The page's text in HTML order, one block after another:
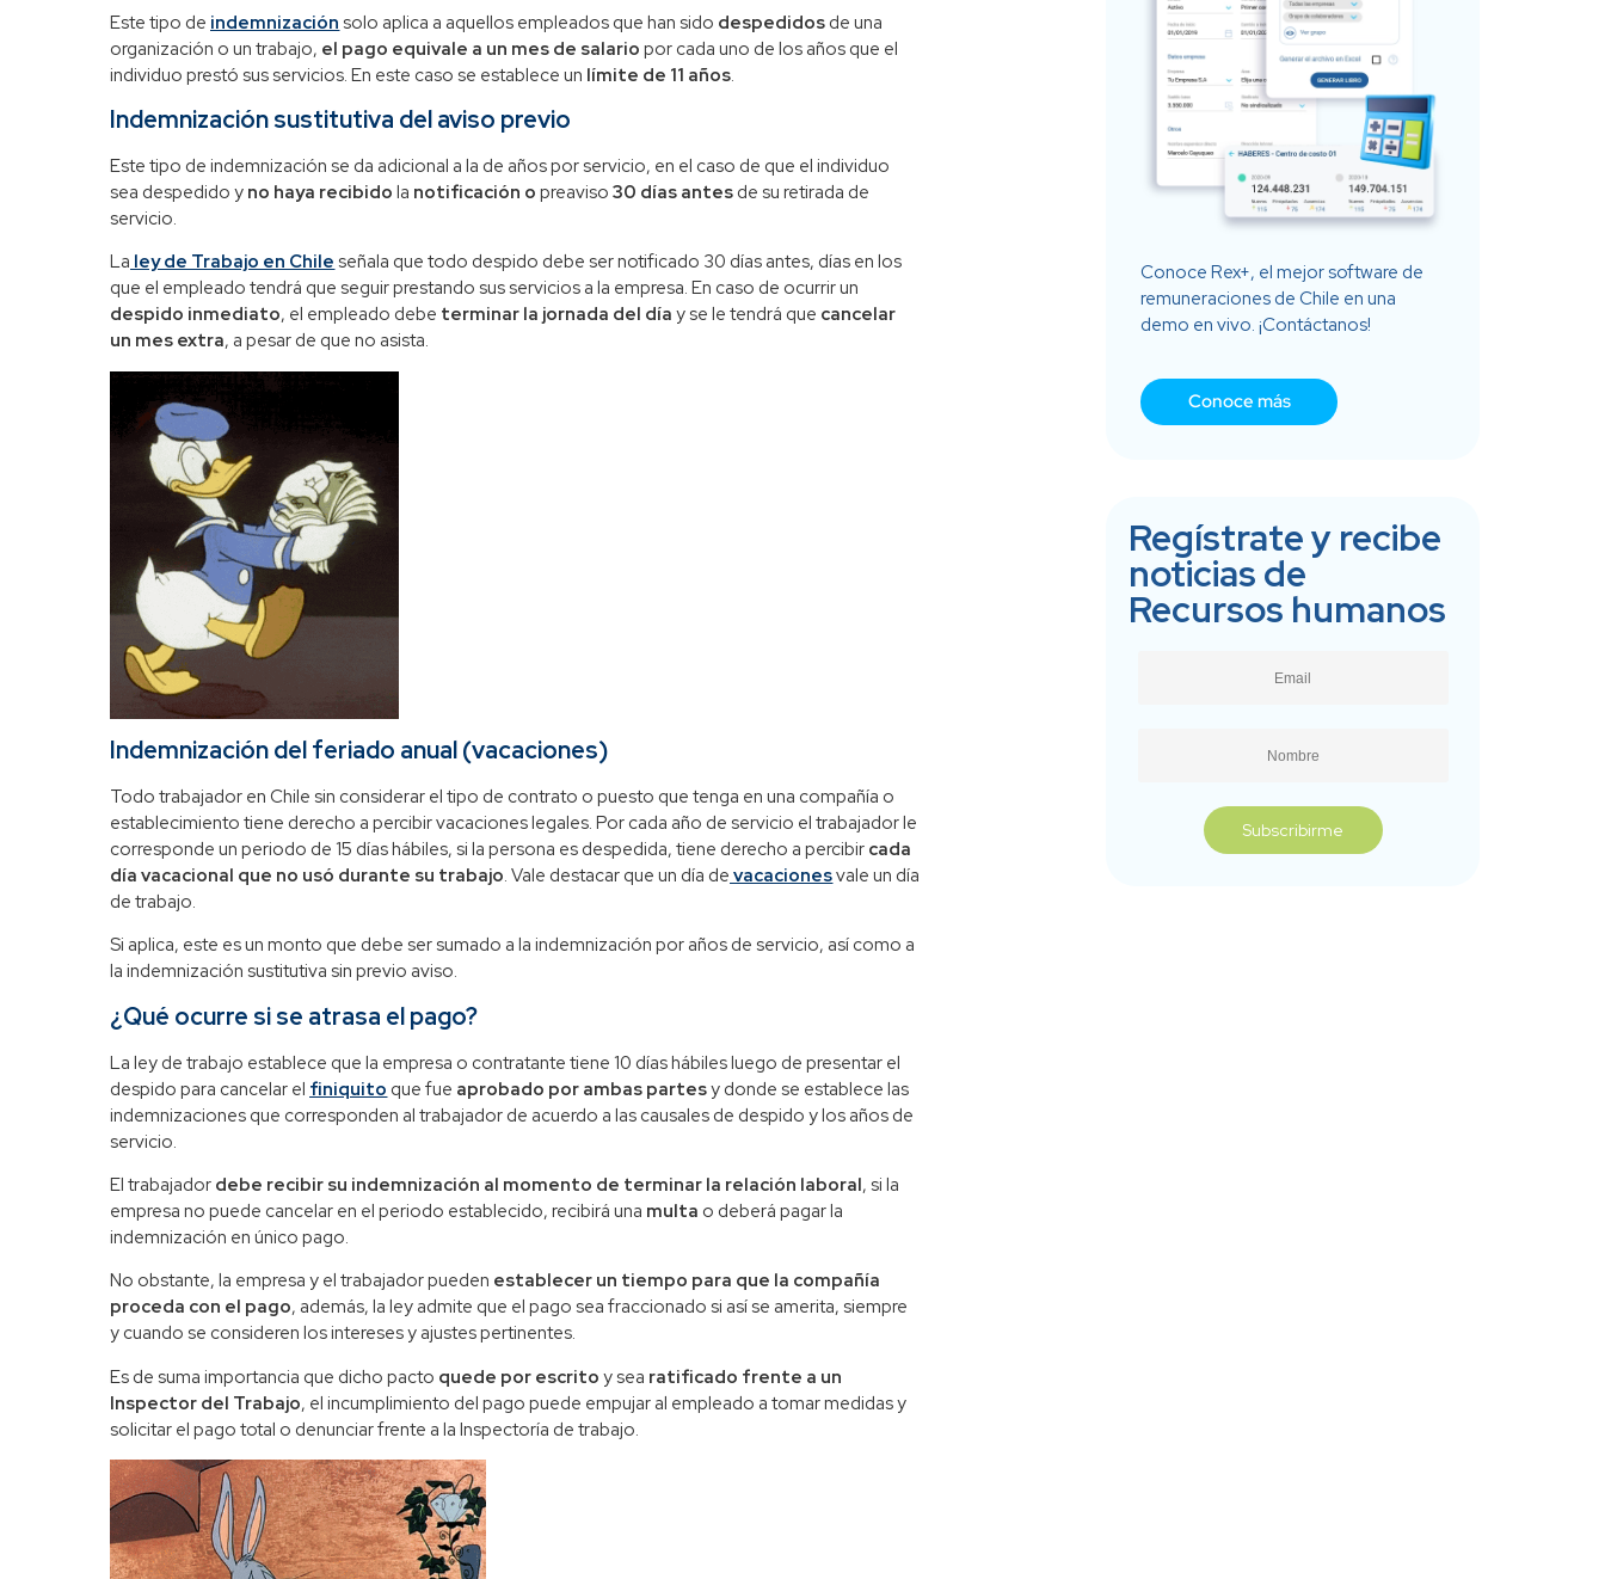
Este tipo de indemnización solo aplica a aquellos empleados que han sido despedidos de una
organización o un trabajo, el pago equivale a un mes de salario por cada uno de los años que el
individuo prestó sus servicios. En este caso se establece un límite de 11 años.
Indemnización sustitutiva del aviso previo
Este tipo de indemnización se da adicional a la de años por servicio, en el caso de que el individuo
sea despedido y no haya recibido la notificación o preaviso30 días antes de su retirada de
servicio.
La ley de Trabajo en Chile señala que todo despido debe ser notificado 30 días antes, días en los
que el empleado tendrá que seguir prestando sus servicios a la empresa. En caso de ocurrir un
despido inmediato, el empleado debe terminar la jornada del día y se le tendrá que cancelar
un mes extra, a pesar de que no asista.
Indemnización del feriado anual (vacaciones)
Todo trabajador en Chile sin considerar el tipo de contrato o puesto que tenga en una compañía o
establecimiento tiene derecho a percibir vacaciones legales. Por cada año de servicio el trabajador le
corresponde un periodo de 15 días hábiles, si la persona es despedida, tiene derecho a percibir cada
día vacacional que no usó durante su trabajo. Vale destacar que un día de vacacionesvale un día
de trabajo.
Si aplica, este es un monto que debe ser sumado a la indemnización por años de servicio, así como a
la indemnización sustitutiva sin previo aviso.
¿Qué ocurre si se atrasa el pago?
La ley de trabajo establece que la empresa o contratante tiene 10 días hábiles luego de presentar el
despido para cancelar el finiquito que fue aprobado por ambas partesy donde se establece las
indemnizaciones que corresponden al trabajador de acuerdo a las causales de despido y los años de
servicio.
El trabajador debe recibir su indemnización al momento de terminar la relación laboral, si la
empresa no puede cancelar en el periodo establecido, recibirá una multa o deberá pagar la
indemnización en único pago.
No obstante, la empresa y el trabajador pueden establecer un tiempo para que la compañía
proceda con el pago, además, la ley admite que el pago sea fraccionado si así se amerita, siempre
y cuando se consideren los intereses y ajustes pertinentes.
Es de suma importancia que dicho pacto quede por escrito y sea ratificado frente a un
Inspector del Trabajo, el incumplimiento del pago puede empujar al empleado a tomar medidas y
solicitar el pago total o denunciar frente a la Inspectoría de trabajo.
Conoce Rex+, el mejor software de
remuneraciones de Chile en una
demo en vivo. ¡Contáctanos!
Conoce más
Regístrate y recibe
noticias de
Recursos humanos